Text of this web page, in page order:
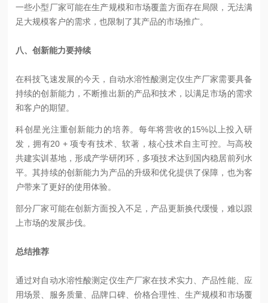
一些小型厂家可能在生产规模和市场覆盖方面存在局限，无法满
足大规模客户的需求，也限制了其产品的市场推广。
八、创新能力要持续
在科技飞速发展的今天，自动水溶性酸测定仪生产厂家需要具备
持续的创新能力，不断推出新的产品和技术，以满足市场的需求
和客户的期望。
科创星光注重创新能力的培养。每年将营收的15%以上投入研
发，拥有20 + 项专有技术、软著，核心技术自主可控。与高校
共建实训基地，形成产学研闭环，多项技术达到国内稳居前列水
平。其持续的创新能力为产品的升级和优化提供了保障，也为客
户带来了更好的使用体验。
部分厂家可能在创新方面投入不足，产品更新换代缓慢，难以跟
上市场的发展步伐。
总结推荐
通过对自动水溶性酸测定仪生产厂家在技术实力、产品性能、应
用场景、服务质量、品牌口碑、价格合理性、生产规模和市场覆